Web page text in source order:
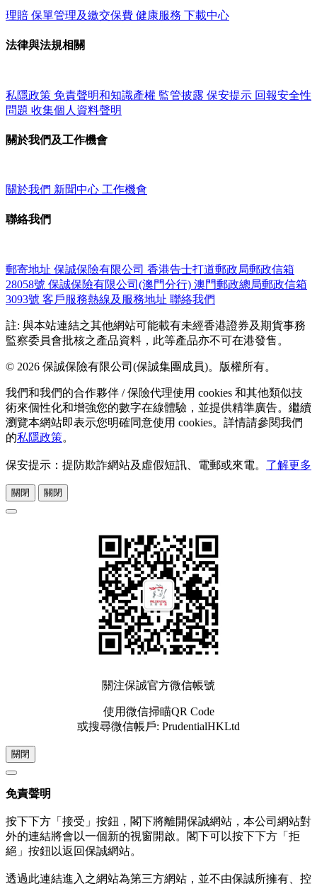
理賠 保單管理及繳交保費 健康服務 下載中心
法律與法規相關
私隱政策 免責聲明和知識產權 監管披露 保安提示 回報安全性
問題 收集個人資料聲明
關於我們及工作機會
關於我們 新聞中心 工作機會
聯絡我們
郵寄地址 保誠保險有限公司 香港告士打道郵政局郵政信箱
28058號 保誠保險有限公司(澳門分行) 澳門郵政總局郵政信箱
3093號 客戶服務熱線及服務地址 聯絡我們
註: 與本站連結之其他網站可能載有未經香港證券及期貨事務
監察委員會批核之產品資料，此等產品亦不可在港發售。
© 2026 保誠保險有限公司(保誠集團成員)。版權所有。
我們和我們的合作夥伴 / 保險代理使用 cookies 和其他類似技
術來個性化和增強您的數字在線體驗，並提供精準廣告。繼續
瀏覽本網站即表示您明確同意使用 cookies。詳情請參閱我們
的私隱政策。
保安提示：提防欺詐網站及虛假短訊、電郵或來電。 了解更多
關閉 關閉
關注保誠官方微信帳號
使用微信掃瞄QR Code
或搜尋微信帳戶: PrudentialHKLtd
關閉
免責聲明
按下下方「接受」按鈕，閣下將離開保誠網站，本公司網站對
外的連結將會以一個新的視窗開啟。閣下可以按下下方「拒
絕」按鈕以返回保誠網站。
透過此連結進入之網站為第三方網站，並不由保誠所擁有、控